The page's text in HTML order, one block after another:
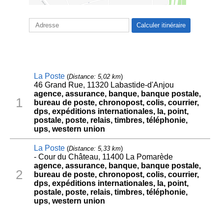
1
La Poste(Distance: 5,02 km)
46 Grand Rue, 11320 Labastide-d'Anjou
agence, assurance, banque, banque postale,
bureau de poste, chronopost, colis, courrier,
dps, expéditions internationales, la, point,
postale, poste, relais, timbres, téléphonie,
ups, western union
2
La Poste(Distance: 5,33 km)
- Cour du Château, 11400 La Pomarède
agence, assurance, banque, banque postale,
bureau de poste, chronopost, colis, courrier,
dps, expéditions internationales, la, point,
postale, poste, relais, timbres, téléphonie,
ups, western union